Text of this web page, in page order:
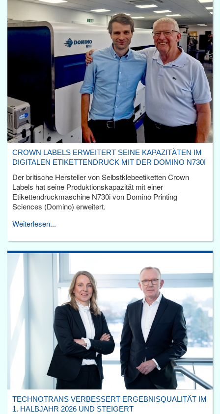
CROWN LABELS ERWEITERT SEINE KAPAZITÄTEN IM
DIGITALEN ETIKETTENDRUCK MIT DER DOMINO N730I
Der britische Hersteller von Selbstklebeetiketten Crown
Labels hat seine Produktionskapazität mit einer
Etikettendruckmaschine N730i von Domino Printing
Sciences (Domino) erweitert.
Weiterlesen...
TECHNOTRANS VERBESSERT ERGEBNISQUALITÄT IM
1. HALBJAHR 2026 UND STEIGERT